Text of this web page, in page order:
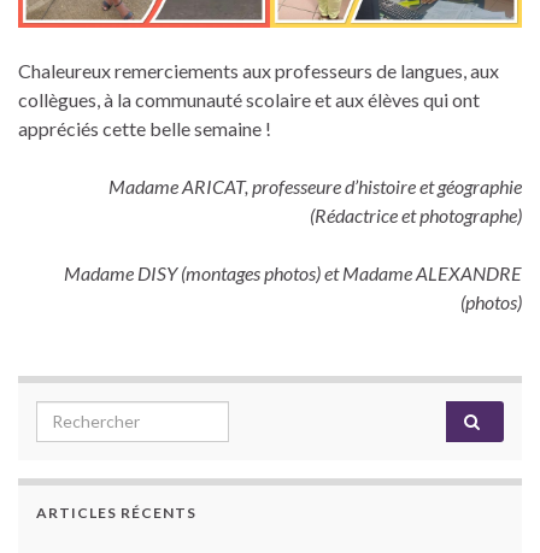
Chaleureux remerciements aux professeurs de langues, aux
collègues, à la communauté scolaire et aux élèves qui ont
appréciés cette belle semaine !
Madame ARICAT, professeure d’histoire et géographie
(Rédactrice et photographe)
Madame DISY (montages photos) et Madame ALEXANDRE
(photos)
Search for:
ARTICLES RÉCENTS